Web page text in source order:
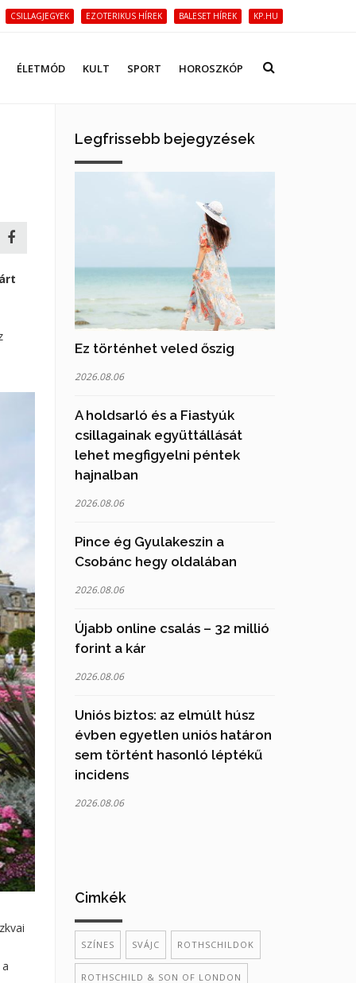
CSILLAGJEGYEK EZOTERIKUS HÍREK BALESET HÍREK KP.HU
ÉLETMÓD KULT SPORT HOROSZKÓP
Legfrissebb bejegyzések
Ez történhet veled őszig
2026.08.06
A holdsarló és a Fiastyúk
csillagainak együttállását
lehet megfigyelni péntek
hajnalban
2026.08.06
Pince ég Gyulakeszin a
Csobánc hegy oldalában
2026.08.06
Újabb online csalás – 32 millió
forint a kár
2026.08.06
Uniós biztos: az elmúlt húsz
évben egyetlen uniós határon
sem történt hasonló léptékű
incidens
2026.08.06
Cimkék
SZÍNES SVÁJC ROTHSCHILDOK
ROTHSCHILD & SON OF LONDON